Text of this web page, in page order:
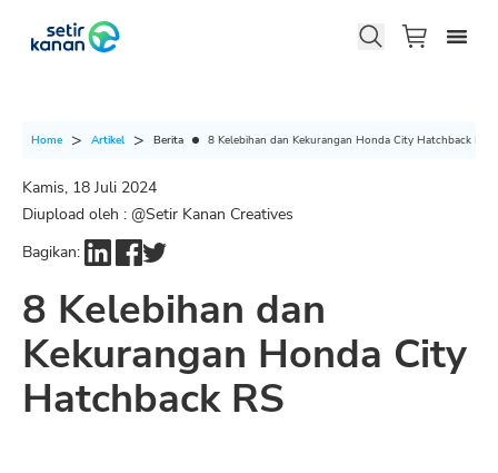
Home Artikel Berita 8 Kelebihan dan Kekurangan Honda City Hatchback RS
Kamis, 18 Juli 2024
Diupload oleh : @Setir Kanan Creatives
Bagikan:
8 Kelebihan dan
Kekurangan Honda City
Hatchback RS